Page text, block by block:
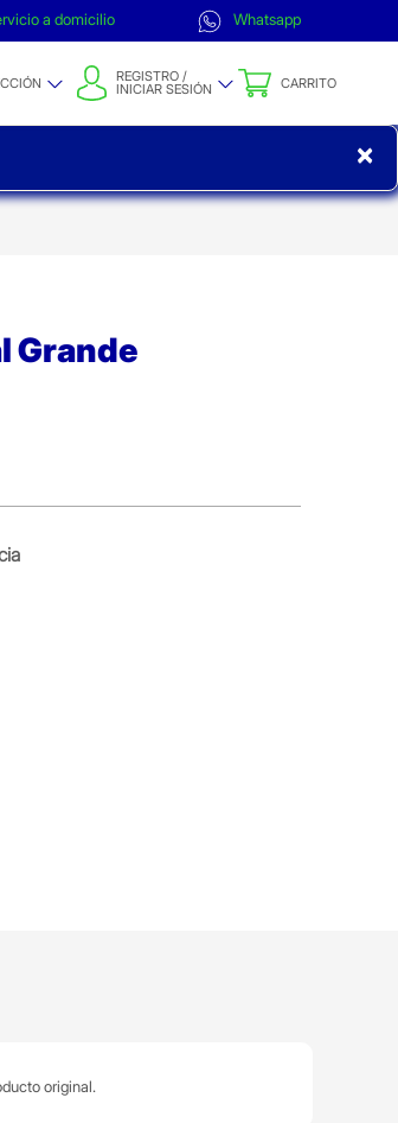
a domicilio Whatsapp
REGISTRO /
INICIAR SESIÓN CARRITO
×
Grande
original.